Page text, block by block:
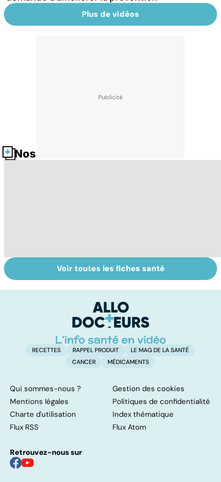
Plus de vidéos
Nos fiches santé
Staphylocoque
doré : une
La septicémie ou
sepsis : quand les
envahissent
l'organisme
Voir toutes les fiches santé
RECETTES RAPPEL PRODUIT
LE MAG DE LA SANTÉ
CANCER
MÉDICAMENTS
Qui sommes-nous ?
Gestion des cookies
Mentions légales
Politiques de confidentialité
Charte d'utilisation
Index thématique
Flux RSS
Flux Atom
Retrouvez-nous sur